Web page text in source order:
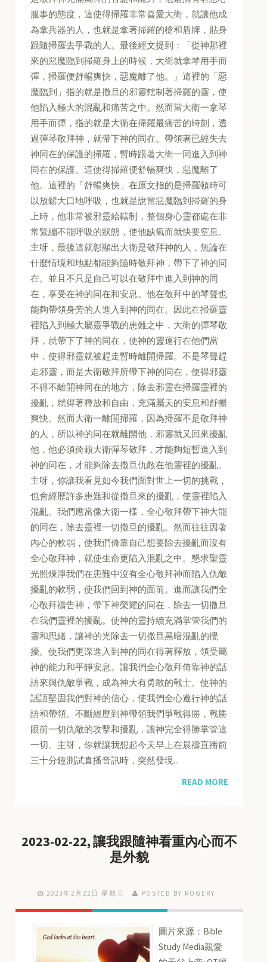
服事的態度，這使得掃羅非常喜愛大衛，就讓他成
為拿兵器的人，也就是拿著掃羅的槍和盾牌，貼身
跟隨掃羅去爭戰的人。最後經文提到：「從神那裡
來的惡魔臨到掃羅身上的時候，大衛就拿琴用手而
彈，掃羅便舒暢爽快，惡魔離了他。」這裡的「惡
魔臨到」指的就是撒旦的邪靈轄制著掃羅的靈，使
他陷入極大的混亂和痛苦之中。然而當大衛一拿琴
用手而彈，指的就是大衛在掃羅最痛苦的時刻，透
過彈琴敬拜神，就帶下神的同在。帶領著已經失去
神同在的保護的掃羅，暫時跟著大衛一同進入到神
同在的保護。這使得掃羅便舒暢爽快，惡魔離了
他。這裡的「舒暢爽快」在原文指的是掃羅頓時可
以放鬆大口地呼吸，也就是說當惡魔臨到掃羅的身
上時，他非常被邪靈給轄制，整個身心靈都處在非
常緊繃不能呼吸的狀態，使他缺氧而就快要窒息。
主呀，最後這就彰顯出大衛是敬拜神的人，無論在
什麼情境和地點都能夠隨時敬拜神，帶下了神的同
在。並且不只是自己可以在敬拜中進入到神的同
在，享受在神的同在和安息。他在敬拜中的琴聲也
能夠帶領身旁的人進入到神的同在。因此在掃羅靈
裡陷入到極大屬靈爭戰的患難之中，大衛的彈琴敬
拜，就帶下了神的同在，使神的靈運行在他們當
中，使得邪靈就被趕走暫時離開掃羅。不是琴聲趕
走邪靈，而是大衛敬拜所帶下神的同在，使得邪靈
不得不離開神同在的地方，除去邪靈在掃羅靈裡的
擾亂，就得著釋放和自由，充滿屬天的安息和舒暢
爽快。然而大衛一離開掃羅，因為掃羅不是敬拜神
的人，所以神的同在就離開他，邪靈就又回來擾亂
他，他必須倚賴大衛彈琴敬拜，才能夠短暫進入到
神的同在，才能夠除去撒旦仇敵在他靈裡的擾亂。
主呀，你讓我看見如今我們面對世上一切的挑戰，
也會經歷許多患難和從撒旦來的擾亂，使靈裡陷入
混亂。我們應當像大衛一樣，全心敬拜帶下神大能
的同在，除去靈裡一切撒旦的擾亂。然而往往因著
內心的軟弱，使我們倚靠自己想要除去擾亂而沒有
全心敬拜神，就使生命更陷入混亂之中。懇求聖靈
光照煉淨我們在患難中沒有全心敬拜神而陷入仇敵
擾亂的軟弱，使我們回到神的面前。進而讓我們全
心敬拜禱告神，帶下神榮耀的同在，除去一切撒旦
在我們靈裡的擾亂。使神的靈持續充滿掌管我們的
靈和思緒，讓神的光除去一切撒旦黑暗混亂的攪
擾。使我們更深進入到神的同在得著釋放，領受屬
神的能力和平靜安息。讓我們全心敬拜倚靠神的話
語來與仇敵爭戰，成為神大有勇敢的戰士。使神的
話語堅固我們對神的信心，使我們全心遵行神的話
語和帶領。不斷經歷到神帶領我們爭戰得勝，戰勝
眼前一切仇敵的攻擊和擾亂，讓神完全得勝掌管這
一切。主呀，你就讓我想起今天早上在晨禱直播前
三十分鐘測試直播音訊時，突然發現...
READ MORE
2023-02-22, 讓我跟隨神看重內心而不
是外貌
2023年2月22日 星期三 POSTED BY ROGERY
圖片來源：Bible
Study Media親愛